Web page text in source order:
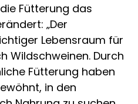
Fütterung das
„Der
Lebensraum für
Wildschweinen. Durch
Fütterung haben
in den